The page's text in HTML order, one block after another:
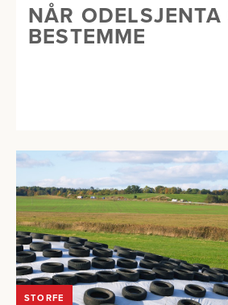
NÅR
BESTEMME
STORFE